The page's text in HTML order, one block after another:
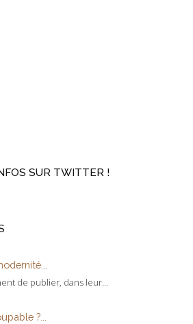
SUR TWITTER !
de publier, dans leur...
?...